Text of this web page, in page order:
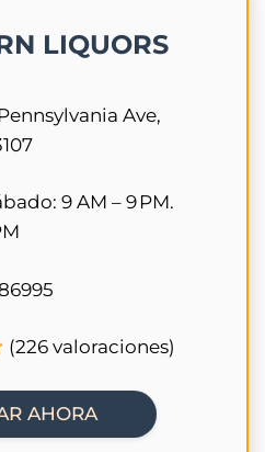
LIQUORS
Ave,
9 AM – 9 PM.
(226 valoraciones)
AHORA